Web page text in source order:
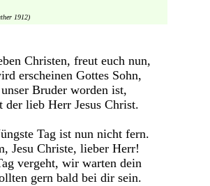
1912)
Christen, freut euch nun,
erscheinen Gottes Sohn,
Bruder worden ist,
der lieb Herr Jesus Christ.
Tag ist nun nicht fern.
Jesu Christe, lieber Herr!
vergeht, wir warten dein
gern bald bei dir sein.